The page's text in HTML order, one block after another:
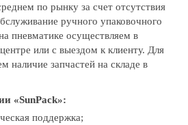
по рынку за счет отсутствия
ручного упаковочного
пневматике осуществляем в
или с выездом к клиенту. Для
наличие запчастей на складе в
«SunPack»:
поддержка;